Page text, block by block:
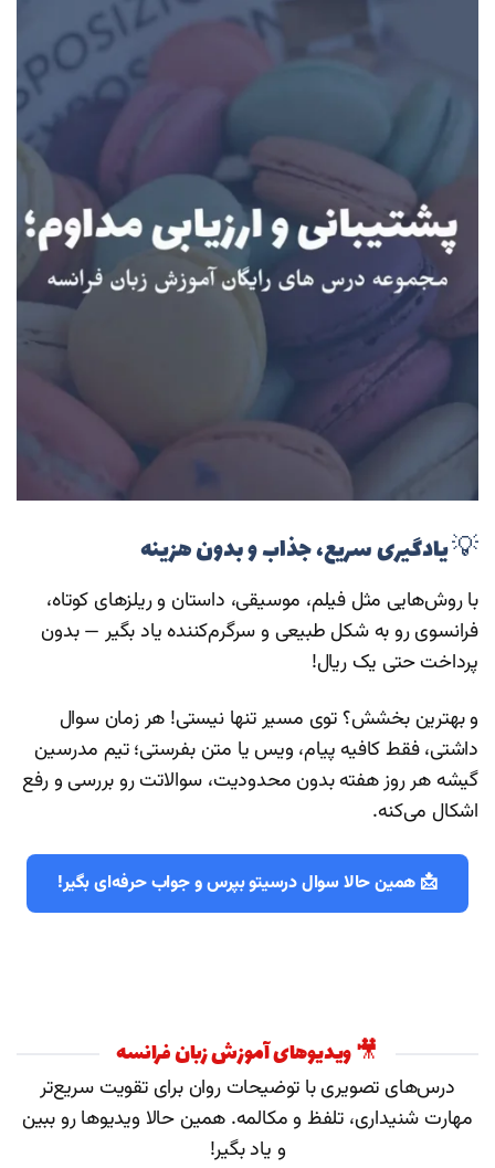
💡 یادگیری سریع، جذاب و بدون هزینه
با روش‌هایی مثل فیلم، موسیقی، داستان و ریلزهای کوتاه،
فرانسوی رو به شکل طبیعی و سرگرم‌کننده یاد بگیر — بدون
پرداخت حتی یک ریال!
و بهترین بخشش؟ توی مسیر تنها نیستی! هر زمان سوال
داشتی، فقط کافیه پیام، ویس یا متن بفرستی؛ تیم مدرسین
گیشه هر روز هفته بدون محدودیت، سوالاتت رو بررسی و رفع
اشکال می‌کنه.
📩 همین حالا سوال درسیتو بپرس و جواب حرفه‌ای بگیر!
🎥 ویدیوهای آموزش زبان فرانسه
درس‌های تصویری با توضیحات روان برای تقویت سریع‌تر
مهارت شنیداری، تلفظ و مکالمه. همین حالا ویدیوها رو ببین
و یاد بگیر!